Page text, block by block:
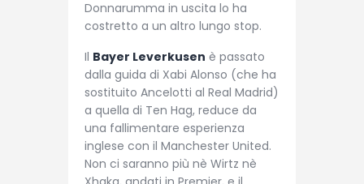
Donnarumma in uscita lo ha
costretto a un altro lungo stop.
Il Bayer Leverkusen è passato
dalla guida di Xabi Alonso (che ha
sostituito Ancelotti al Real Madrid)
a quella di Ten Hag, reduce da
una fallimentare esperienza
inglese con il Manchester United.
Non ci saranno più nè Wirtz nè